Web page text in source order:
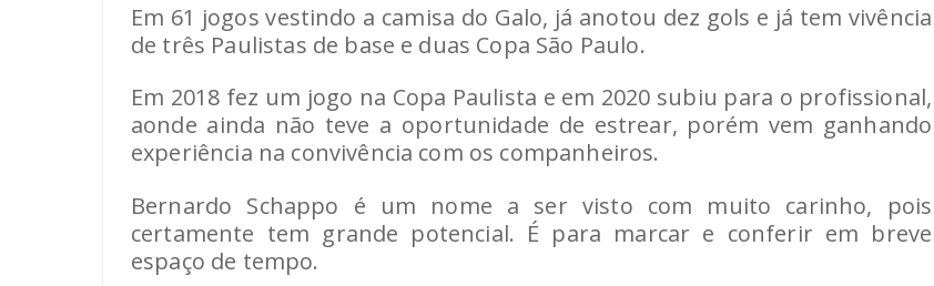
Em 61 jogos vestindo a camisa do Galo, já anotou dez gols e já tem vivência
de três Paulistas de base e duas Copa São Paulo.
Em 2018 fez um jogo na Copa Paulista e em 2020 subiu para o profissional,
aonde ainda não teve a oportunidade de estrear, porém vem ganhando
experiência na convivência com os companheiros.
Bernardo Schappo é um nome a ser visto com muito carinho, pois
certamente tem grande potencial. É para marcar e conferir em breve
espaço de tempo.